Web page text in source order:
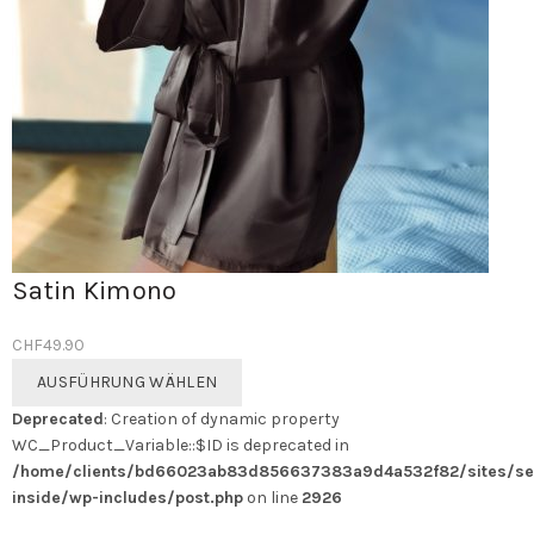
Satin Kimono
CHF49.90
AUSFÜHRUNG WÄHLEN
weist
mehrere
Varianten
auf.
Deprecated: Creation of dynamic property
WC_Product_Variable::$ID is deprecated in
/home/clients/bd66023ab83d856637383a9d4a532f82/sites/
inside/wp-includes/post.php on line 2926